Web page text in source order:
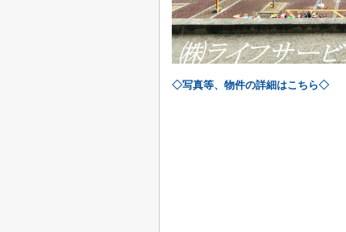
◇写真等、物件の詳細はこちら◇